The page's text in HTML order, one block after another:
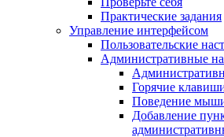
Практические задания
Управление интерфейсом
Пользовательские
Административные
Горячие
Поведение
Добавление